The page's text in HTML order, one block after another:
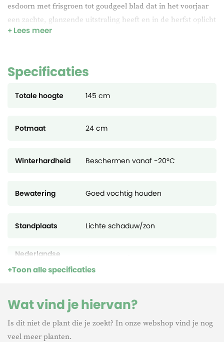
esdoorn met frisgroen tot goudgeel blad dat in het voorjaar
een zachte, glanzende uitstraling heeft en in de herfst oplicht
in warme tinten. Ideaal als solitair, in een border of in een
Lees meer
Specificaties
Totale hoogte 145 cm
Potmaat 24 cm
Winterhardheid Beschermen vanaf -20°C
Bewatering Goed vochtig houden
Standplaats Lichte schaduw/zon
Nederlandse
Plant height 145,00
Toon alle specificaties
Wat vind je hiervan?
Is dit niet de plant die je zoekt? In onze webshop vind je nog
veel meer planten.